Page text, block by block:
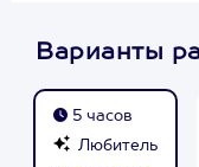
Варианты
5 часов
Любитель